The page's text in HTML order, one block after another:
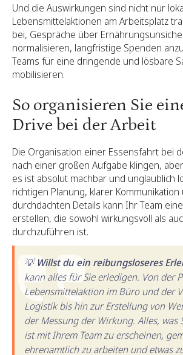
Und die Auswirkungen sind nicht nur
Lebensmittelaktionen am Arbeitsplatz
bei, Gespräche über
normalisieren, langfristige Spenden
Teams für eine dringende und lösbare
mobilisieren.
So organisieren Sie
Drive bei der Arbeit
Die Organisation einer Essensfahrt bei
nach einer großen Aufgabe klingen,
es ist absolut machbar und unglaublich
richtigen Planung, klarer
durchdachten Details kann Ihr Team
erstellen, die sowohl wirkungsvoll als
durchzuführen ist.
💡 Willst du ein reibungsloseres
kann alles für Sie erledigen. Von der
Lebensmittelaktion im Büro und der
Logistik bis hin zur Erstellung von
der Messung der Wirkung. Alles, was
ist mit Ihrem Team zu erscheinen,
ehrenamtlich zu arbeiten und etwas